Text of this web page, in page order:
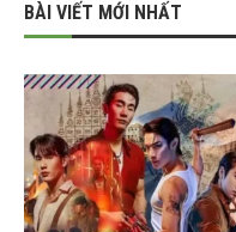
BÀI VIẾT MỚI NHẤT